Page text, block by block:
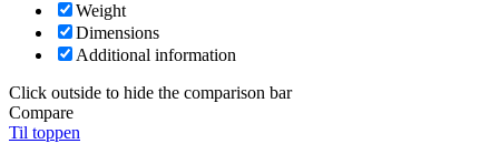
Weight
Dimensions
Additional information
Click outside to hide the comparison bar
Compare
Til toppen